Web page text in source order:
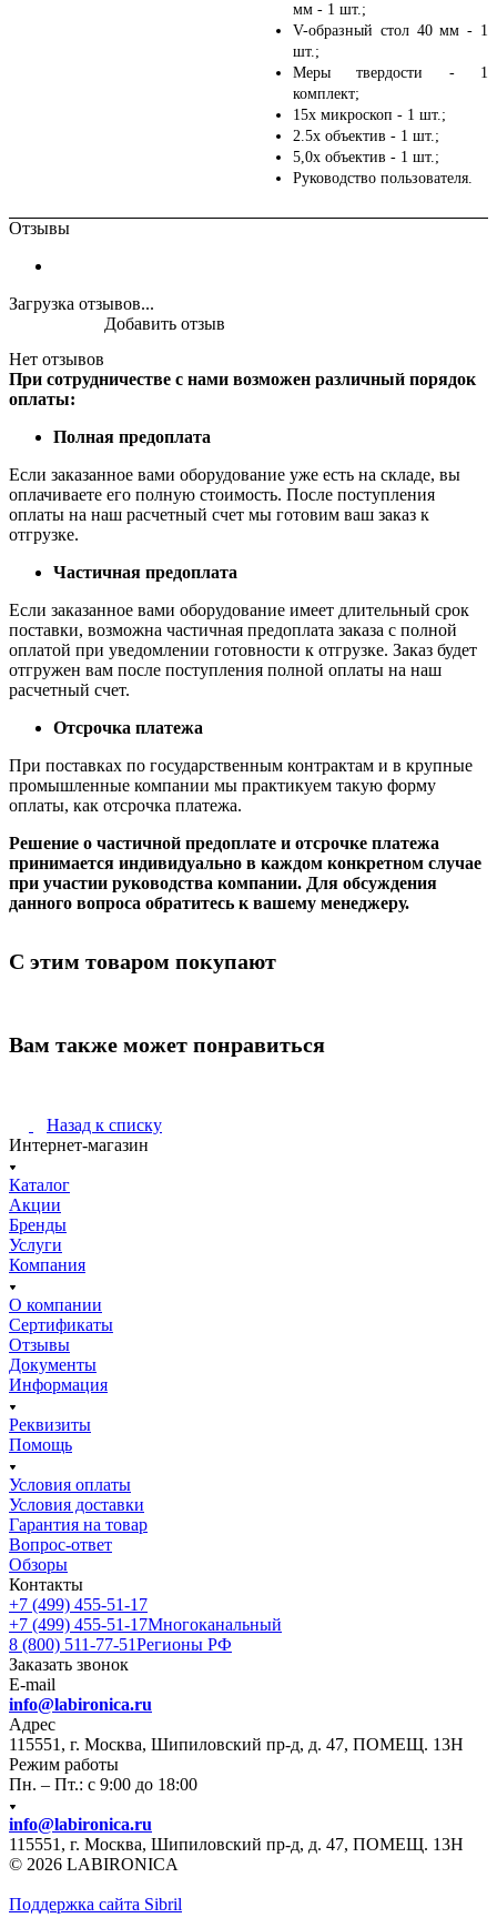
мм - 1 шт.;
V-образный стол 40 мм - 1
шт.;
Меры твердости - 1
комплект;
15х микроскоп - 1 шт.;
2.5х объектив - 1 шт.;
5,0х объектив - 1 шт.;
Руководство пользователя.
Отзывы
Загрузка отзывов...
Нет отзывов
Добавить отзыв
При сотрудничестве с нами возможен различный порядок
оплаты:
Полная предоплата
Если заказанное вами оборудование уже есть на складе, вы
оплачиваете его полную стоимость. После поступления
оплаты на наш расчетный счет мы готовим ваш заказ к
отгрузке.
Частичная предоплата
Если заказанное вами оборудование имеет длительный срок
поставки, возможна частичная предоплата заказа с полной
оплатой при уведомлении готовности к отгрузке. Заказ будет
отгружен вам после поступления полной оплаты на наш
расчетный счет.
Отсрочка платежа
При поставках по государственным контрактам и в крупные
промышленные компании мы практикуем такую форму
оплаты, как отсрочка платежа.
Решение о частичной предоплате и отсрочке платежа
принимается индивидуально в каждом конкретном случае
при участии руководства компании. Для обсуждения
данного вопроса обратитесь к вашему менеджеру.
С этим товаром покупают
Вам также может понравиться
Назад к списку
Интернет-магазин
Каталог
Акции
Бренды
Услуги
Компания
О компании
Сертификаты
Отзывы
Документы
Информация
Реквизиты
Помощь
Условия оплаты
Условия доставки
Гарантия на товар
Вопрос-ответ
Обзоры
Контакты
+7 (499) 455-51-17
+7 (499) 455-51-17Многоканальный
8 (800) 511-77-51Регионы РФ
Заказать звонок
E-mail
info@labironica.ru
Адрес
115551, г. Москва, Шипиловский пр-д, д. 47, ПОМЕЩ. 13Н
Режим работы
Пн. – Пт.: с 9:00 до 18:00
info@labironica.ru
115551, г. Москва, Шипиловский пр-д, д. 47, ПОМЕЩ. 13Н
© 2026 LABIRONICA
Поддержка сайта Sibril